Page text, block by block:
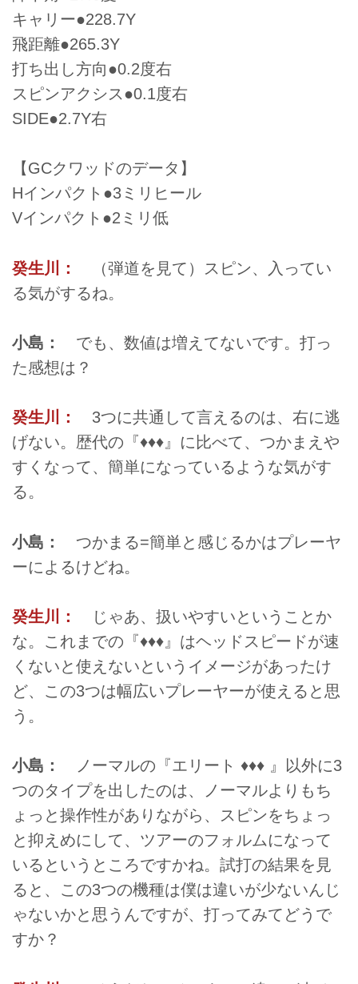
キャリー●228.7Y
飛距離●265.3Y
打ち出し方向●0.2度右
スピンアクシス●0.1度右
SIDE●2.7Y右
【GCクワッドのデータ】
Hインパクト●3ミリヒール
Vインパクト●2ミリ低
癸生川：
（弾道を見て）スピン、入ってい
る気がするね。
小島：
でも、数値は増えてないです。打っ
た感想は？
癸生川：
3つに共通して言えるのは、右に逃
げない。歴代の『♦♦♦』に比べて、つかまえや
すくなって、簡単になっているような気がす
る。
小島：
つかまる=簡単と感じるかはプレーヤ
ーによるけどね。
癸生川：
じゃあ、扱いやすいということか
な。これまでの『♦♦♦』はヘッドスピードが速
くないと使えないというイメージがあったけ
ど、この3つは幅広いプレーヤーが使えると思
う。
小島：
ノーマルの『エリート ♦♦♦ 』以外に3
つのタイプを出したのは、ノーマルよりもち
ょっと操作性がありながら、スピンをちょっ
と抑えめにして、ツアーのフォルムになって
いるというところですかね。試打の結果を見
ると、この3つの機種は僕は違いが少ないんじ
ゃないかと思うんですが、打ってみてどうで
すか？